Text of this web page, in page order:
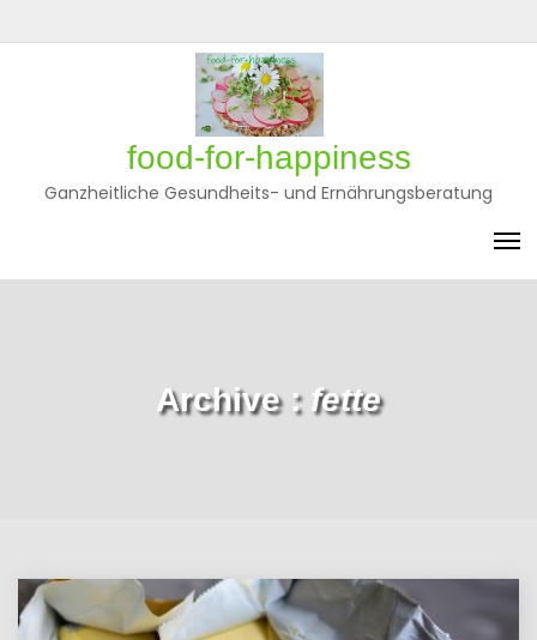
to
Privatsphäre-
Einstellungen
ändern
Historie
der
Privatsphäre-
Einstellungen
Einwilligungen
widerrufen
food-for-happiness
Ganzheitliche Gesundheits- und Ernährungsberatung
Archive : fette